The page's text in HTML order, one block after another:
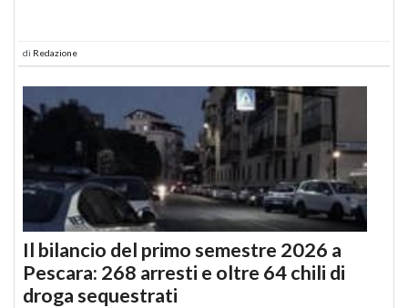
di Redazione
Il bilancio del primo semestre 2026 a
Pescara: 268 arresti e oltre 64 chili di
droga sequestrati